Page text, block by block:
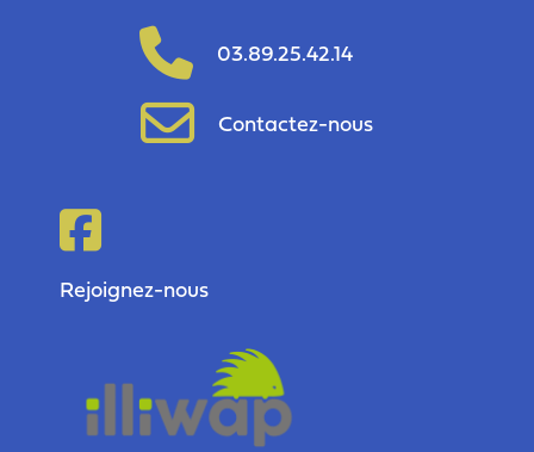
03.89.25.42.14
Contactez-nous
Rejoignez-nous